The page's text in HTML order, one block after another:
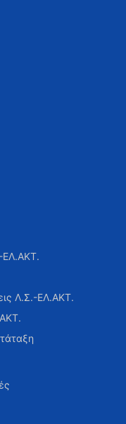
ΕΛ.ΑΚΤ.
Λ.Σ.-ΕΛ.ΑΚΤ.